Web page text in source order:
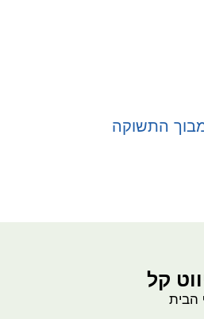
התשוקה
קל
הבית